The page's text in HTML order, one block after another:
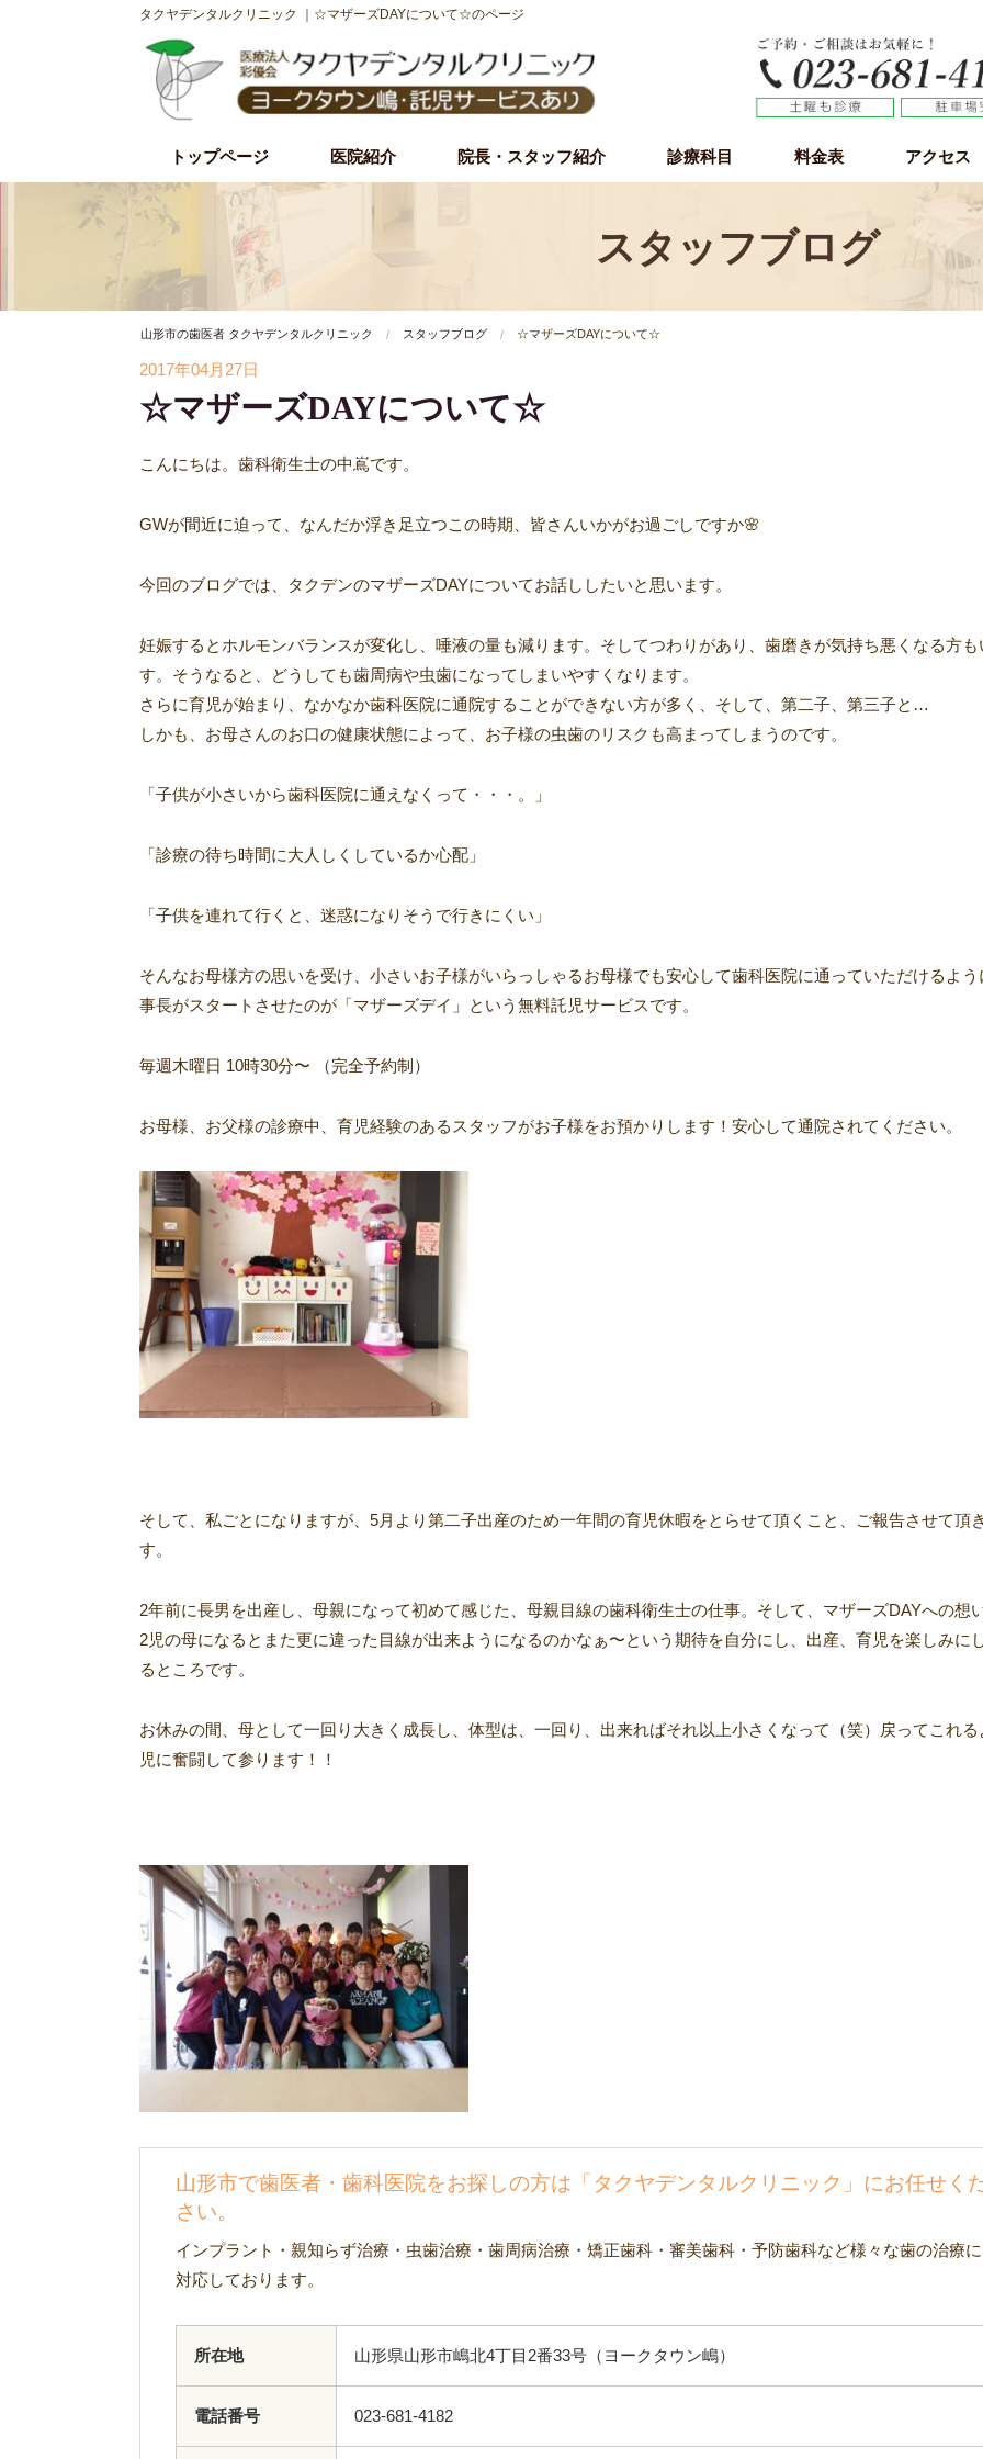
タクヤデンタルクリニック ｜☆マザーズDAYについて☆のページ
トップページ 医院紹介
初診時の流れ
理事長紹介
院内・設備紹介
治療理念・方針
院長・スタッフ紹介 診療科目 料金表 アクセス
スタッフブログ
山形市の歯医者 タクヤデンタルクリニック スタッフブログ ☆マザーズDAYについて☆
2017年04月27日
☆マザーズDAYについて☆
こんにちは。歯科衛生士の中嶌です。
GWが間近に迫って、なんだか浮き足立つこの時期、皆さんいかがお過ごしですか🌸
今回のブログでは、タクデンのマザーズDAYについてお話ししたいと思います。
妊娠するとホルモンバランスが変化し、唾液の量も減ります。そしてつわりがあり、歯磨きが気持ち悪くなる方も
す。そうなると、どうしても歯周病や虫歯になってしまいやすくなります。
さらに育児が始まり、なかなか歯科医院に通院することができない方が多く、そして、第二子、第三子と…
しかも、お母さんのお口の健康状態によって、お子様の虫歯のリスクも高まってしまうのです。
「子供が小さいから歯科医院に通えなくって・・・。」
「診療の待ち時間に大人しくしているか心配」
「子供を連れて行くと、迷惑になりそうで行きにくい」
そんなお母様方の思いを受け、小さいお子様がいらっしゃるお母様でも安心して歯科医院に通っていただけるよう
事長がスタートさせたのが「マザーズデイ」という無料託児サービスです。
毎週木曜日 10時30分〜 （完全予約制）
お母様、お父様の診療中、育児経験のあるスタッフがお子様をお預かりします！安心して通院されてください。
そして、私ごとになりますが、5月より第二子出産のため一年間の育児休暇をとらせて頂くこと、ご報告させて頂
す。
2年前に長男を出産し、母親になって初めて感じた、母親目線の歯科衛生士の仕事。そして、マザーズDAYへの想
2児の母になるとまた更に違った目線が出来ようになるのかなぁ〜という期待を自分にし、出産、育児を楽しみに
るところです。
お休みの間、母として一回り大きく成長し、体型は、一回り、出来ればそれ以上小さくなって（笑）戻ってこれる
児に奮闘して参ります！！
山形市で歯医者・歯科医院をお探しの方は「タクヤデンタルクリニック」にお任せく
さい。
インプラント・親知らず治療・虫歯治療・歯周病治療・矯正歯科・審美歯科・予防歯科など様々な歯の治療に
対応しております。
所在地 山形県山形市嶋北4丁目2番33号（ヨークタウン嶋）
電話番号 023-681-4182